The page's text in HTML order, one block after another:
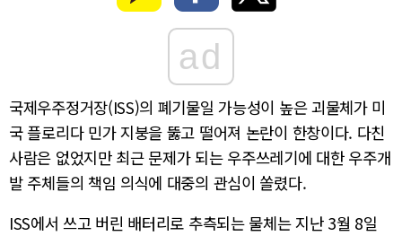
ad
국제우주정거장(ISS)의 폐기물일 가능성이 높은 괴물체가 미
국 플로리다 민가 지붕을 뚫고 떨어져 논란이 한창이다. 다친
사람은 없었지만 최근 문제가 되는 우주쓰레기에 대한 우주개
발 주체들의 책임 의식에 대중의 관심이 쏠렸다.
ISS에서 쓰고 버린 배터리로 추측되는 물체는 지난 3월 8일